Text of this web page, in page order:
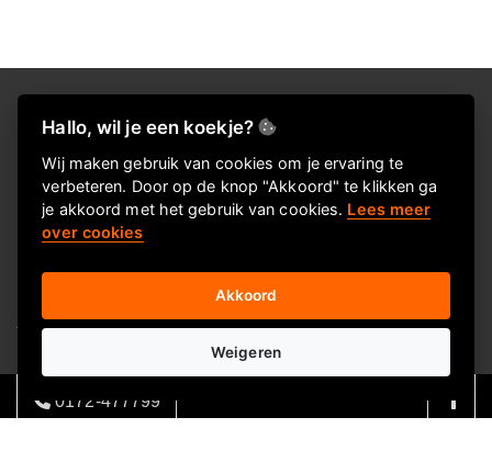
Over Alles voor je kantoor
Alles voor je kantoor levert al ruim 20 jaar kerstpakketten en
eindejaarsgeschenken. In deze webshop vind je een greep uit
ons eindejaarsassortiment en onze twee Keuzekado
kantoorbenodigdheden, promotionele artikelen en
je kunt bij ons ook
terecht voor facilitaire producten, kantoormeubilair,
0172-477799
Hallo, wil je een koekje?
Wij maken gebruik van cookies om je ervaring te
verbeteren. Door op de knop "Akkoord" te klikken ga
je akkoord met het gebruik van cookies. Lees meer
over cookies
Akkoord
Weigeren